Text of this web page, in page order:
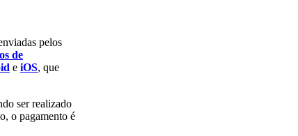
pelos
de
e iOS, que
ser realizado
o pagamento é